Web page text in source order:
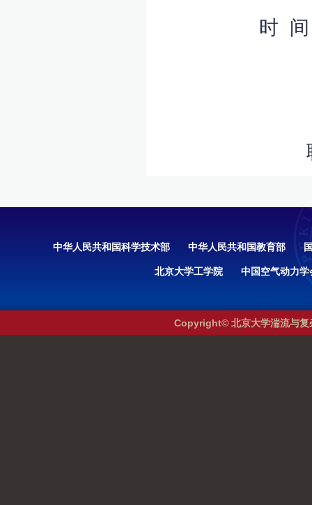
时 间
中华人民共和国科学技术部 中华人民共和国教育部
北京大学工学院 中国空气动力学
Copyright© 北京大学湍流与